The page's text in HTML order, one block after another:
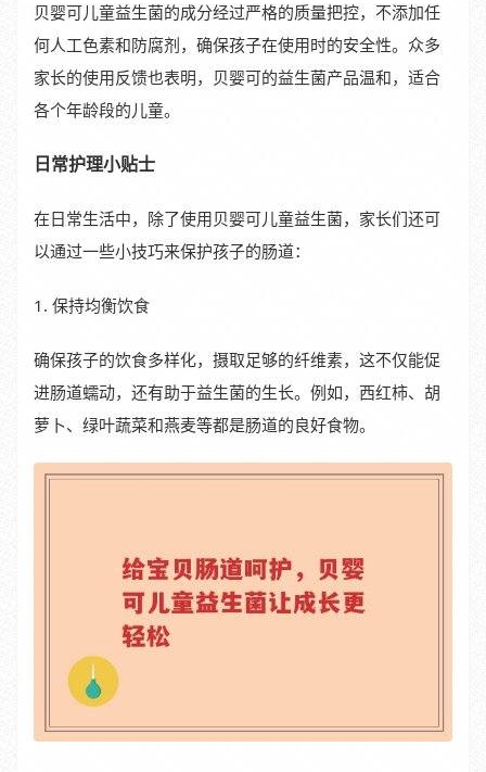
贝婴可儿童益生菌的成分经过严格的质量把控，不添加任
何人工色素和防腐剂，确保孩子在使用时的安全性。众多
家长的使用反馈也表明，贝婴可的益生菌产品温和，适合
各个年龄段的儿童。
日常护理小贴士
在日常生活中，除了使用贝婴可儿童益生菌，家长们还可
以通过一些小技巧来保护孩子的肠道：
1. 保持均衡饮食
确保孩子的饮食多样化，摄取足够的纤维素，这不仅能促
进肠道蠕动，还有助于益生菌的生长。例如，西红柿、胡
萝卜、绿叶蔬菜和燕麦等都是肠道的良好食物。